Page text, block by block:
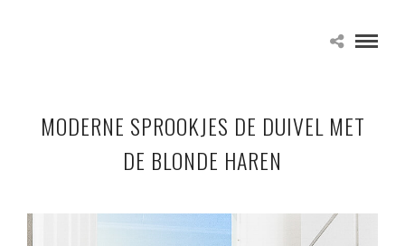
MODERNE SPROOKJES DE DUIVEL MET
DE BLONDE HAREN